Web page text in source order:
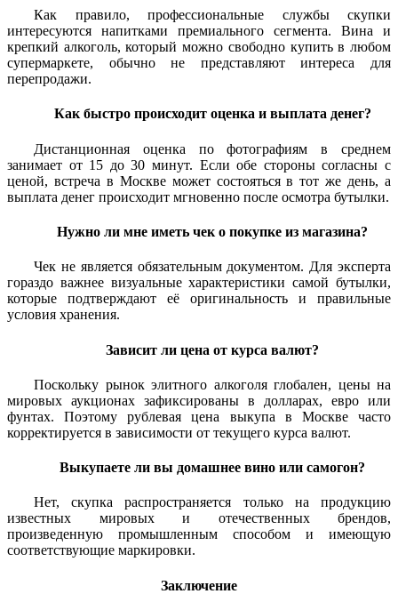
Как правило, профессиональные службы скупки
интересуются напитками премиального сегмента. Вина и
крепкий алкоголь, который можно свободно купить в любом
супермаркете, обычно не представляют интереса для
перепродажи.
Как быстро происходит оценка и выплата денег?
Дистанционная оценка по фотографиям в среднем
занимает от 15 до 30 минут. Если обе стороны согласны с
ценой, встреча в Москве может состояться в тот же день, а
выплата денег происходит мгновенно после осмотра бутылки.
Нужно ли мне иметь чек о покупке из магазина?
Чек не является обязательным документом. Для эксперта
гораздо важнее визуальные характеристики самой бутылки,
которые подтверждают её оригинальность и правильные
условия хранения.
Зависит ли цена от курса валют?
Поскольку рынок элитного алкоголя глобален, цены на
мировых аукционах зафиксированы в долларах, евро или
фунтах. Поэтому рублевая цена выкупа в Москве часто
корректируется в зависимости от текущего курса валют.
Выкупаете ли вы домашнее вино или самогон?
Нет, скупка распространяется только на продукцию
известных мировых и отечественных брендов,
произведенную промышленным способом и имеющую
соответствующие маркировки.
Заключение